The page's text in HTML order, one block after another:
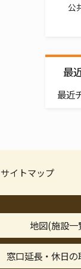
公
最
最近
サイトマップ
地図(施設一
窓口延長・休日